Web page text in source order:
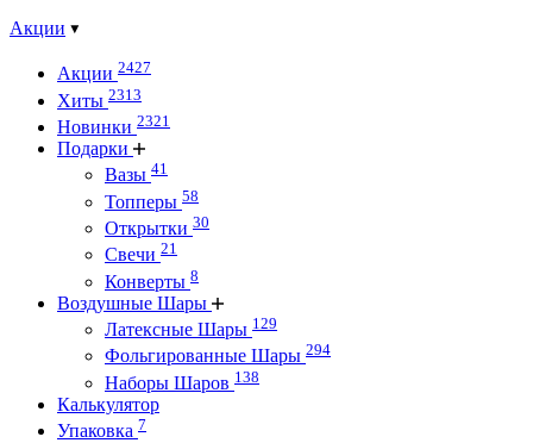
Акции
Акции 2427
Хиты 2313
Новинки 2321
Подарки
Вазы 41
Топперы 58
Открытки 30
Свечи 21
Конверты 8
Воздушные Шары
Латексные Шары 129
Фольгированные Шары 294
Наборы Шаров 138
Калькулятор
Упаковка 7